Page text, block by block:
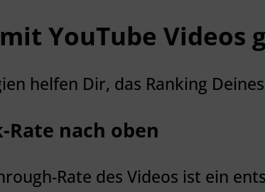
YouTube Videos
helfen Dir, das Ranking
Rate nach oben
Rate des Videos ist ein